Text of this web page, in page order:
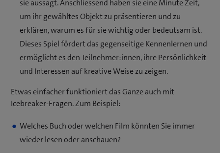
sie aussagt. Anschliessend haben sie eine Minute Zeit,
um ihr gewähltes Objekt zu präsentieren und zu
erklären, warum es für sie wichtig oder bedeutsam ist.
Dieses Spiel fördert das gegenseitige Kennenlernen und
ermöglicht es den Teilnehmer:innen, ihre Persönlichkeit
und Interessen auf kreative Weise zu zeigen.
Etwas einfacher funktioniert das Ganze auch mit
Icebreaker-Fragen. Zum Beispiel:
Welches Buch oder welchen Film könnten Sie immer
wieder lesen oder anschauen?